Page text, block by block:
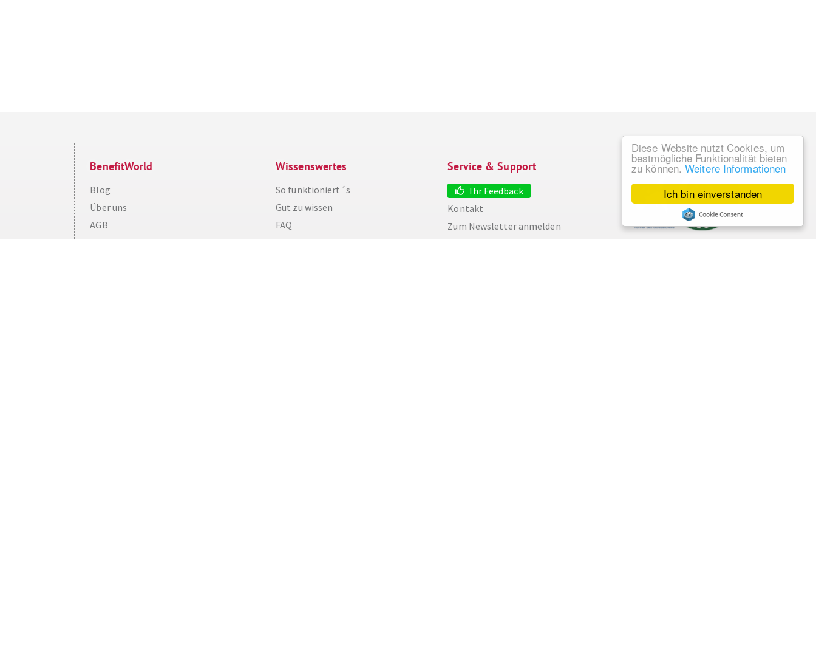
Ich bin einverstanden
Diese Website nutzt Cookies, um
bestmögliche Funktionalität bieten
zu können.Weitere Informationen
Cookie Consent plugin for the EU cookie law
BenefitWorld
Blog
Über uns
AGB
Wissenswertes
So funktioniert´s
Gut zu wissen
FAQ
Service & Support
Ihr Feedback
Kontakt
Zum Newsletter anmelden